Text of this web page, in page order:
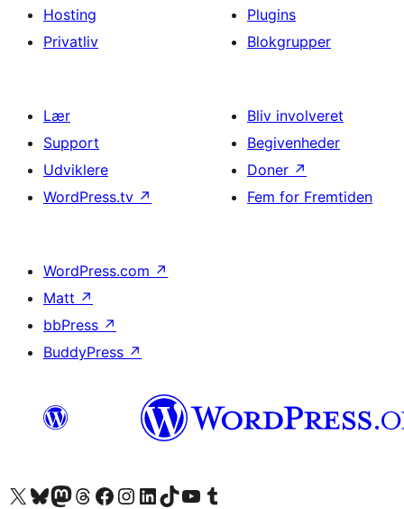
Hosting
Privatliv
Plugins
Blokgrupper
Lær
Support
Udviklere
WordPress.tv ↗
Bliv involveret
Begivenheder
Doner ↗
Fem for Fremtiden
WordPress.com ↗
Matt ↗
bbPress ↗
BuddyPress ↗
Besøg vores X (tidligere Twitter) konto
Besøg vores Bluesky-konto
Besøg vores Mastodon konto
Besøg vores Threads-konto
Besøg vores Facebook sideBesøg vores Instagram konto
Besøg vores LinkedIn konto
Besøg vores TikTok-konto
Besøg vores YouTube-kanalBesøg vores Tumblr-konto